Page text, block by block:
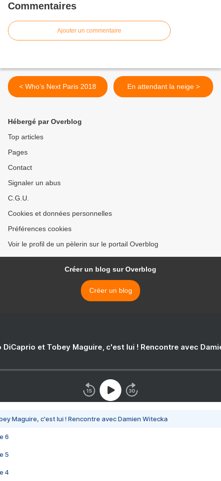
Commentaires
Ajouter un commentaire
< Who’s Next Paris 2018 En attendant la neige >
Hébergé par Overblog
Top articles
Pages
Contact
Signaler un abus
C.G.U.
Cookies et données personnelles
Préférences cookies
Voir le profil de un pèlerin sur le portail Overblog
Créer un blog sur Overblog
Créer un blog
DiCaprio et Tobey Maguire, c'est lui ! Rencontre avec
Maguire, c'est lui ! Rencontre avec Damien Witecka
6
5
4